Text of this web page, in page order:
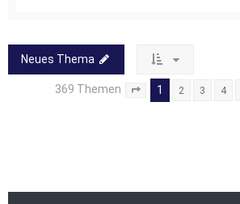
Neues Thema
369 Themen Seite von 8
1 2 3 4